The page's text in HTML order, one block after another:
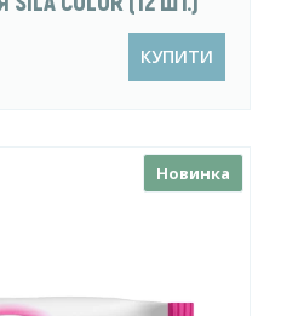
КУПИТИ
Новинка